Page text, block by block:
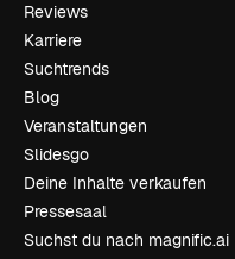
Reviews
Karriere
Suchtrends
Blog
Veranstaltungen
Slidesgo
Deine Inhalte verkaufen
Pressesaal
Suchst du nach magnific.ai